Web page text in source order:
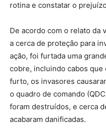
rotina e constatar o
De acordo com o relato da
a cerca de proteção para
ação, foi furtada uma
cobre, incluindo cabos que
furto, os invasores
o quadro de comando
foram destruídos, e cerca
acabaram danificadas.